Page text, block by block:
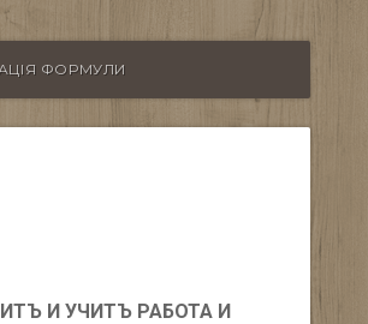
ФОРМУЛИ
И УЧИТЪ РАБОТА И